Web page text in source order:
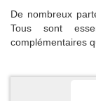
De nombreux
Tous sont
complémentaires